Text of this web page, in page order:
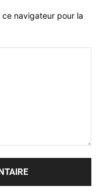
ce navigateur pour la